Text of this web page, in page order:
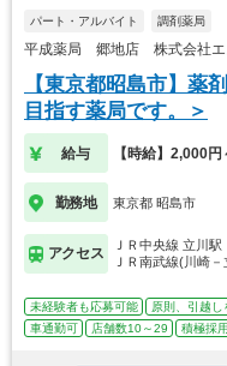
パート・アルバイト 調剤薬局
平成薬局 郷地店 株式会社エ
【東京都昭島市】薬
目指す薬局です。＞
給与 【時給】2,000円
勤務地 東京都 昭島市
アクセス
ＪＲ中央線 立川駅
ＪＲ南武線(川崎
未経験者も応募可能 原則、引越し
車通勤可
店舗数10～29 積極採